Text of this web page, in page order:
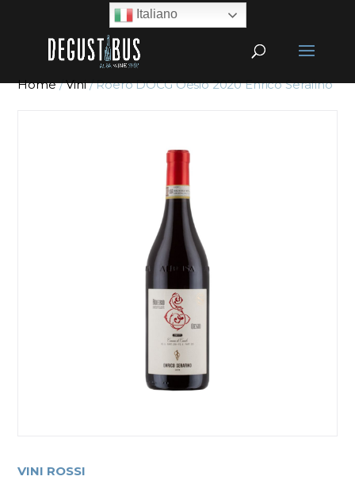
Home/Vini/ Roero DOCG Oesio 2020 Enrico Serafino
VINI ROSSI
Italiano